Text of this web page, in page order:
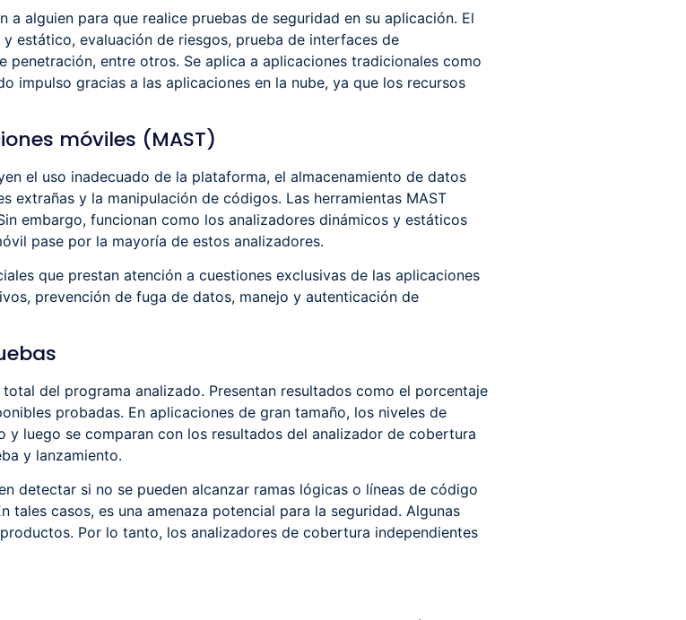
a alguien para que realice pruebas de seguridad en su aplicación. El
estático, evaluación de riesgos, prueba de interfaces de
penetración, entre otros. Se aplica a aplicaciones tradicionales como
impulso gracias a las aplicaciones en la nube, ya que los recursos
móviles (MAST)
el uso inadecuado de la plataforma, el almacenamiento de datos
extrañas y la manipulación de códigos. Las herramientas MAST
embargo, funcionan como los analizadores dinámicos y estáticos
pase por la mayoría de estos analizadores.
que prestan atención a cuestiones exclusivas de las aplicaciones
prevención de fuga de datos, manejo y autenticación de
del programa analizado. Presentan resultados como el porcentaje
probadas. En aplicaciones de gran tamaño, los niveles de
luego se comparan con los resultados del analizador de cobertura
y lanzamiento.
detectar si no se pueden alcanzar ramas lógicas o líneas de código
tales casos, es una amenaza potencial para la seguridad. Algunas
Por lo tanto, los analizadores de cobertura independientes